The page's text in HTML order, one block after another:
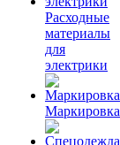
Расходные
материалы
для
электрики
Маркировка